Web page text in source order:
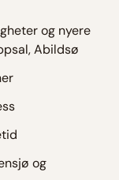
og nyere
Abildsø
og